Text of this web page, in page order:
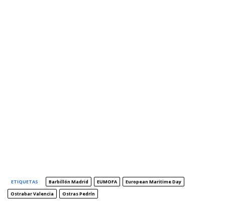
ETIQUETAS Barbillón Madrid EUMOFA
European Maritime Day
Ostrabar Valencia
Ostras Pedrín